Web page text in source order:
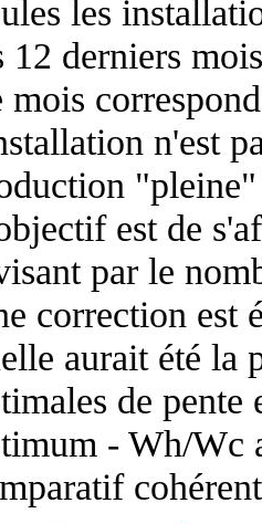
les
12 derniers
mois
n'est
"pleine"
est de
par le
correction est
aurait été la
de
- Wh/Wc